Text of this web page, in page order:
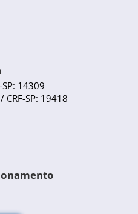
14309
CRF-SP: 19418